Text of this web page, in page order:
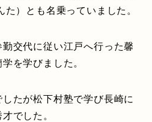
）とも名乗っていました。
交代に従い江戸へ行った馨
を学びました。
たが松下村塾で学び長崎に
でした。